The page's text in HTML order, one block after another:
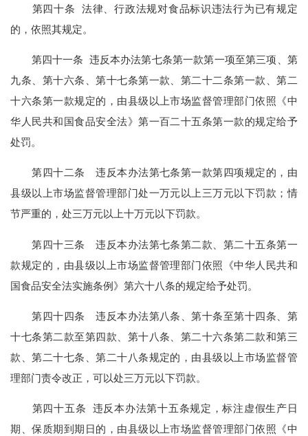
第四十条 法律、行政法规对食品标识违法行为已有规定
的，依照其规定。
第四十一条 违反本办法第七条第一款第一项至第三项、第
九条、第十六条、第十七条第一款、第二十二条第一款、第二
十六条第一款规定的，由县级以上市场监督管理部门依照《中
华人民共和国食品安全法》第一百二十五条第一款的规定给予
处罚。
第四十二条 违反本办法第七条第一款第四项规定的，由
县级以上市场监督管理部门处一万元以上三万元以下罚款；情
节严重的，处三万元以上十万元以下罚款。
第四十三条 违反本办法第七条第二款、第二十五条第一
款规定的，由县级以上市场监督管理部门依照《中华人民共和
国食品安全法实施条例》第六十八条的规定给予处罚。
第四十四条 违反本办法第八条、第十条至第十四条、第
十七条第二款至第四款、第十八条、第二十六条第二款和第三
款、第二十七条、第二十八条规定的，由县级以上市场监督管
理部门责令改正，可以处三万元以下罚款。
第四十五条 违反本办法第十五条规定，标注虚假生产日
期、保质期到期日的，由县级以上市场监督管理部门依照《中